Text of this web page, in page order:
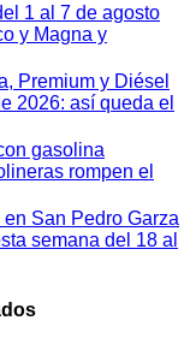
1 al 7 de agosto
y Magna y
Premium y Diésel
2026: así queda el
gasolina
rompen el
San Pedro Garza
semana del 18 al